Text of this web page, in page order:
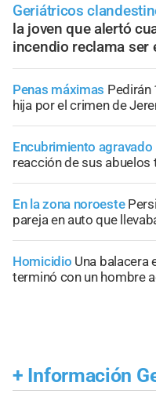
Geriátricos
la joven que alertó
incendio reclama ser
Penas máximas Pedirán
hija por el crimen de
Encubrimiento agravado
reacción de sus
En la zona noroeste
pareja en auto que
Homicidio Una balacera
terminó con un hombre
+ Información